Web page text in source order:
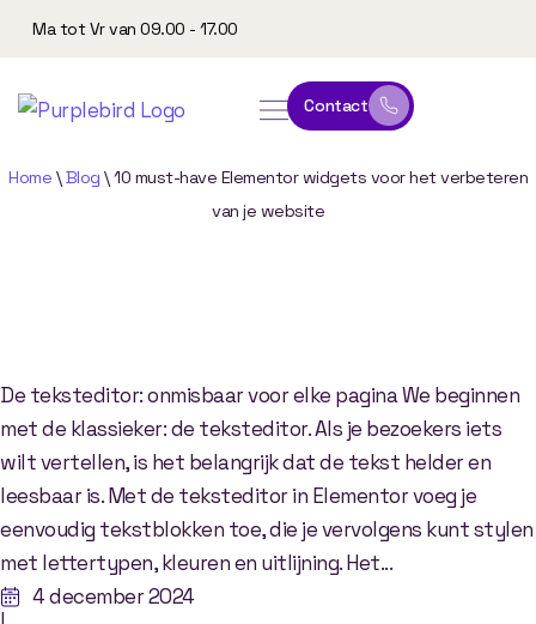
Ma tot Vr van 09.00 - 17.00
Contact
Home \Blog \10 must-have Elementor widgets voor het verbeteren
van je website
De teksteditor: onmisbaar voor elke pagina We beginnen
met de klassieker: de teksteditor. Als je bezoekers iets
wilt vertellen, is het belangrijk dat de tekst helder en
leesbaar is. Met de teksteditor in Elementor voeg je
eenvoudig tekstblokken toe, die je vervolgens kunt stylen
met lettertypen, kleuren en uitlijning. Het...
4 december 2024